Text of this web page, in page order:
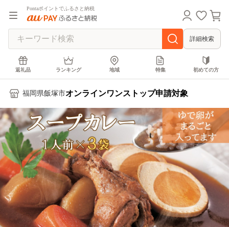
Pontaポイントでふるさと納税
詳細検索
返礼品 ランキング 地域 特集 初めての方
福岡県飯塚市オンラインワンストップ申請対象